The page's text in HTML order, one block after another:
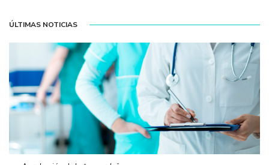
ÚLTIMAS NOTICIAS